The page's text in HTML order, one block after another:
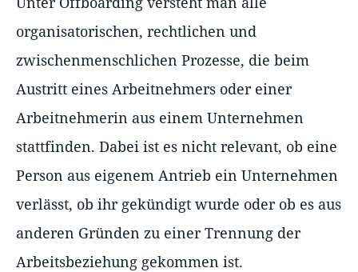
organisatorischen, rechtlichen und
zwischenmenschlichen Prozesse, die beim
Austritt eines Arbeitnehmers oder einer
Arbeitnehmerin aus einem Unternehmen
stattfinden. Dabei ist es nicht relevant, ob eine
Person aus eigenem Antrieb ein Unternehmen
verlässt, ob ihr gekündigt wurde oder ob es aus
anderen Gründen zu einer Trennung der
Arbeitsbeziehung gekommen ist.